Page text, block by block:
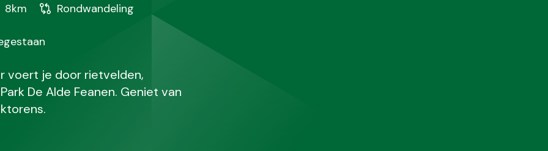
8km
SoortRondwandeling
voert je door rietvelden,
De Alde Feanen. Geniet van